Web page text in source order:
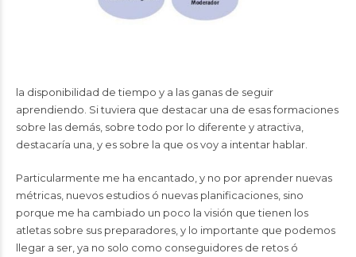
la disponibilidad de tiempo y a las ganas de seguir
aprendiendo. Si tuviera que destacar una de esas formaciones
sobre las demás, sobre todo por lo diferente y atractiva,
destacaría una, y es sobre la que os voy a intentar hablar.
Particularmente me ha encantado, y no por aprender nuevas
métricas, nuevos estudios ó nuevas planificaciones, sino
porque me ha cambiado un poco la visión que tienen los
atletas sobre sus preparadores, y lo importante que podemos
llegar a ser, ya no solo como conseguidores de retos ó